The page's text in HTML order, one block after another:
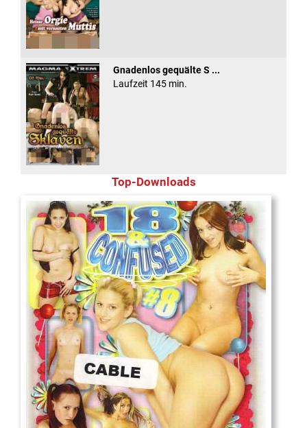
Gnadenlos gequälte S ...
Laufzeit 145 min.
Top-Downloads